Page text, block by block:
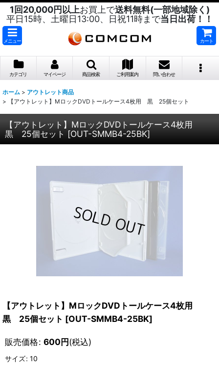
1回20,000円以上お買上で送料無料(一部地域除く)
平日15時、土曜日13:00、日祝11時まで当日出荷！！
メニュー カート
カテゴリ マイページ 商品検索 ご利用案内 問い合わせ
ホーム > アウトレット商品
>
【アウトレット】MロックDVDトールケース4枚用 黒 25個セット
【アウトレット】MロックDVDトールケース4枚用
黒 25個セット [OUT-SMMB4-25BK]
【アウトレット】MロックDVDトールケース4枚用
黒 25個セット [OUT-SMMB4-25BK]
販売価格: 600円(税込)
サイズ: 10